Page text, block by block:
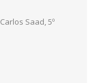
Saad, 5º